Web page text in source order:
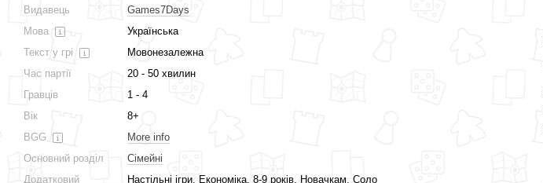
Видавець
Games7Days
Мова
Українська
Текст у грі
Мовонезалежна
Час партії
20 - 50 хвилин
Гравців
1 - 4
Вік
8+
BGG
More info
Основний розділ
Сімейні
Додатковий
Настільні ігри, Економіка, 8-9 років, Новачкам, Соло
2 871 грн 3 190 грн